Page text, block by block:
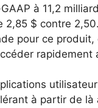
à 11,2
$ contre
pour ce
rapidement
à partir de